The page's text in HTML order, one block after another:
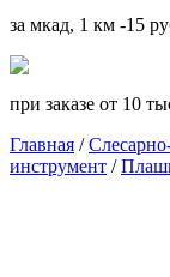
за мкад, 1 км -15
при заказе от 10
Главная /
инструмент /